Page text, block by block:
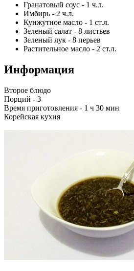
Гранатовый соус - 1 ч.л.
Имбирь - 2 ч.л.
Кунжутное масло - 1 ст.л.
Зеленый салат - 8 листьев
Зеленый лук - 8 перьев
Растительное масло - 2 ст.л.
Информация
Второе блюдо
Порций - 3
Время приготовления - 1 ч 30 мин
Корейская кухня